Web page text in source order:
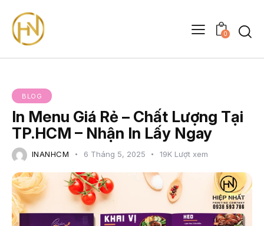
0
BLOG
In Menu Giá Rẻ – Chất Lượng Tại
TP.HCM – Nhận In Lấy Ngay
INANHCM 6 Tháng 5, 2025 19K Lượt xem